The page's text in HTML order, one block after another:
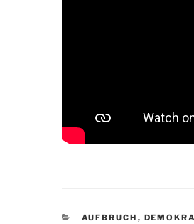
KATEGORIEN
AUFBRUCH ,